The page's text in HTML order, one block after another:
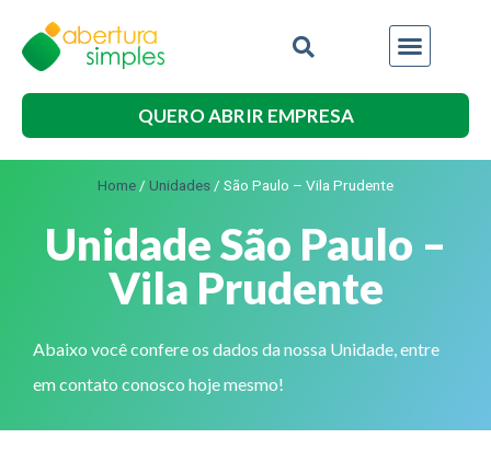
QUERO ABRIR EMPRESA
Home / Unidades / São Paulo – Vila Prudente
Unidade São Paulo –
Vila Prudente
Abaixo você confere os dados da nossa Unidade, entre
em contato conosco hoje mesmo!